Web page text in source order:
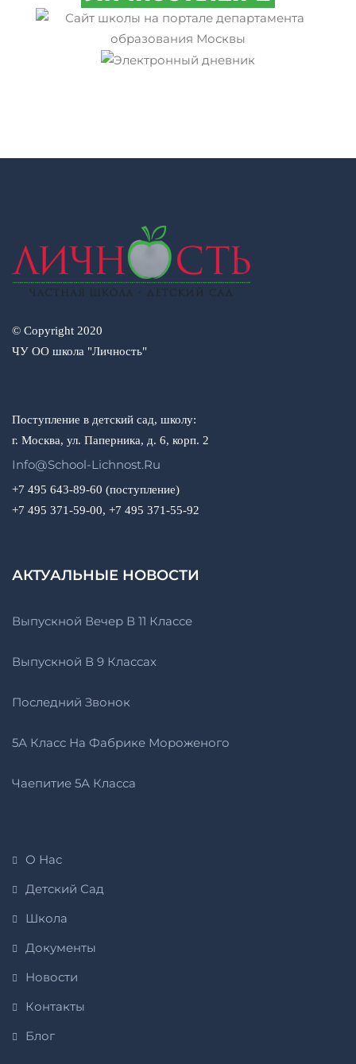
© Copyright 2020
ЧУ ОО школа "Личность"
Поступление в детский сад, школу:
г. Москва, ул. Паперника, д. 6, корп. 2
Info@school-Lichnost.ru
+7 495 643-89-60 (поступление)
+7 495 371-59-00, +7 495 371-55-92
АКТУАЛЬНЫЕ НОВОСТИ
Выпускной Вечер В 11 Классе
Выпускной В 9 Классах
Последний Звонок
5А Класс На Фабрике Мороженого
Чаепитие 5А Класса
О Нас
Детский Сад
Школа
Документы
Новости
Контакты
Блог